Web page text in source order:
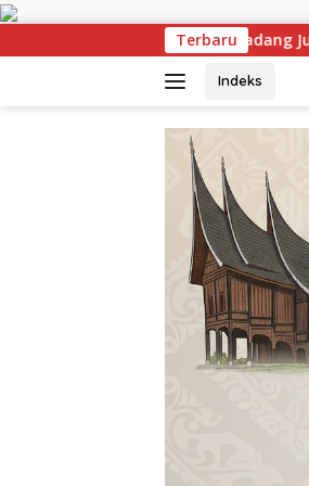
Langsung
konten
Terbaru
Audiensi dengan Mensos
Indeks